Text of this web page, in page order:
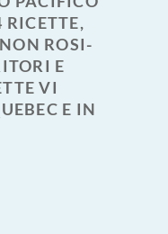
RICETTE,
ROSI-
E
VI
E IN